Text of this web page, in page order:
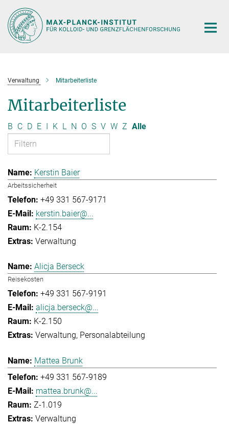
Hauptinhalt
Verwaltung Mitarbeiterliste
Mitarbeiterliste
B C D E I K L N O S V W Z Alle
Kerstin Baier
Arbeitssicherheit
+49 331 567-9171
kerstin.baier@...
K-2.154
Verwaltung
Alicja Berseck
Reisekosten
+49 331 567-9191
alicja.berseck@...
K-2.150
Verwaltung Personalabteilung
Mattea Brunk
+49 331 567-9189
mattea.brunk@...
Z-1.019
Verwaltung